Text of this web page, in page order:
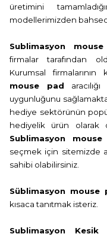
üretimini
modellerimizden
Sublimasyon
firmalar tarafından
Kurumsal
mouse pad
uygunluğunu
hediye sektörünün
hediyelik ürün olarak
Sublimasyon
seçmek için sitemizde
sahibi olabilirsiniz.
Süblimasyon mouse
kısaca tanıtmak isteriz.
Sublimasyon